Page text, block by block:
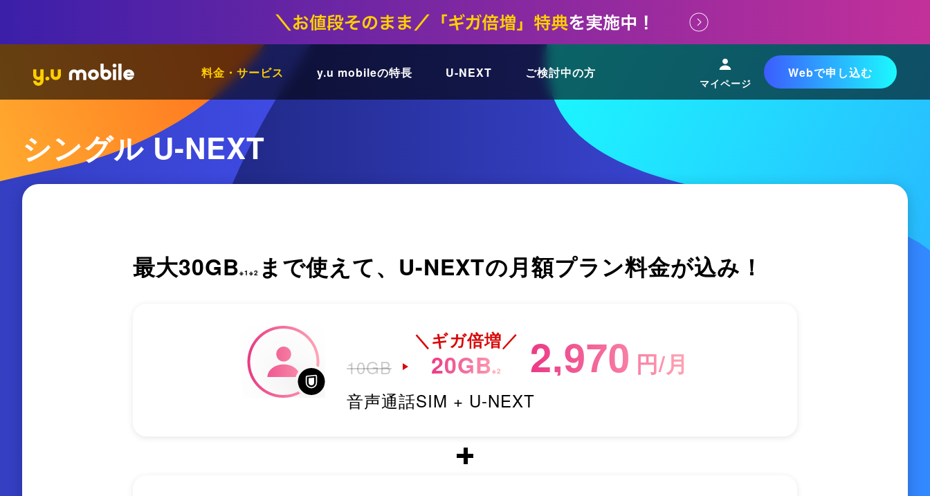
料金・サービス y.u mobileの特長 U-NEXT ご検討中の方
マイページ
Webで申し込む
シングル U-NEXT
最大30GB※1※2 まで使えて、U-NEXTの月額プラン料金が込み！
10GB
＼ギガ倍増／
20GB※2 2,970 円/月
音声通話SIM + U-NEXT